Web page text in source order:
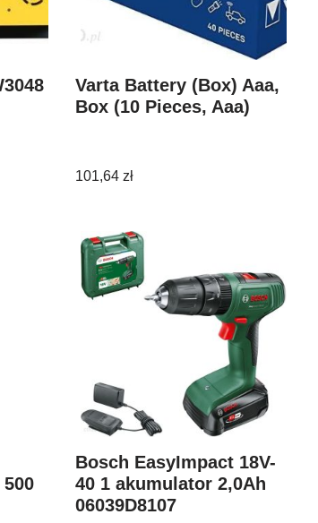
Varta Battery (Box) Aaa,
Box (10 Pieces, Aaa)
101,64 zł
Bosch EasyImpact 18V-
40 1 akumulator 2,0Ah
06039D8107